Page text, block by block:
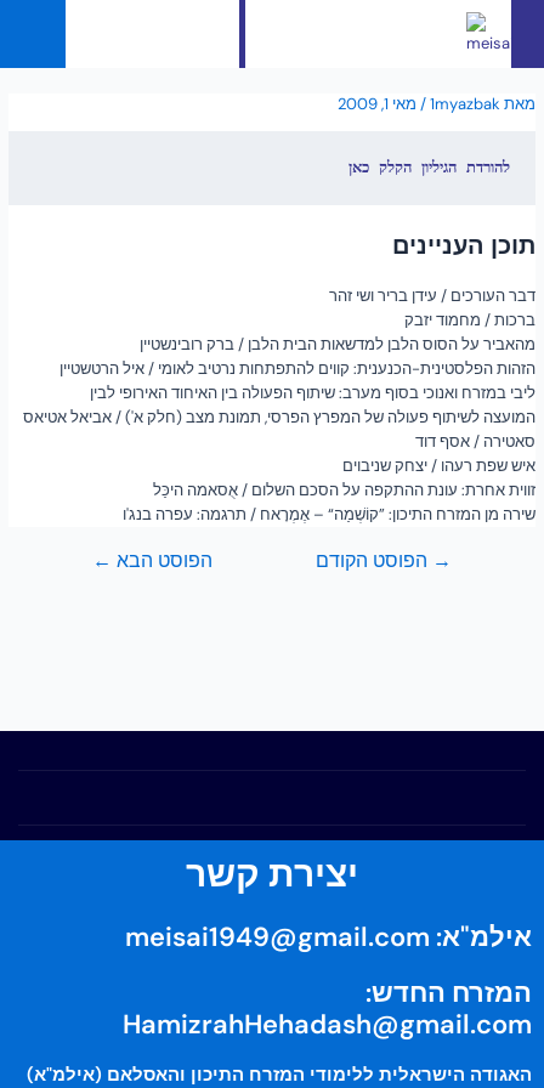
מאת 1myazbak
/ מאי 1, 2009
להורדת הגיליון הקלק כאן
תוכן העניינים
דבר העורכים / עידן בריר ושי זהר
ברכות / מחמוד יזבק
מהאביר על הסוס הלבן למדשאות הבית הלבן / ברק רובינשטיין
הזהות הפלסטינית-הכנענית: קווים להתפתחות נרטיב לאומי / איל הרטשטיין
ליבי במזרח ואנוכי בסוף מערב: שיתוף הפעולה בין האיחוד האירופי לבין
המועצה לשיתוף פעולה של המפרץ הפרסי, תמונת מצב (חלק א') / אביאל אטיאס
סאטירה / אסף דוד
איש שפת רעהו / יצחק שניבוים
זווית אחרת: עונת ההתקפה על הסכם השלום / אֻסאמה היכַּל
שירה מן המזרח התיכון: ”קוֹשְׁמַה“ – אֶמְרָאח / תרגמה: עפרה בנג'ו
→ הפוסט הקודם הפוסט הבא ←
יצירת קשר
אילמ"א: meisai1949@gmail.com
המזרח החדש:
HamizrahHehadash@gmail.com
האגודה הישראלית ללימודי המזרח התיכון והאסלאם (אילמ"א)